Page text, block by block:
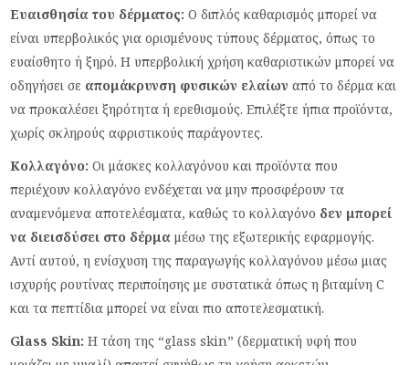
Ευαισθησία του δέρματος:Ο διπλός καθαρισμός μπορεί να
είναι υπερβολικός για ορισμένους τύπους δέρματος, όπως το
ευαίσθητο ή ξηρό. Η υπερβολική χρήση καθαριστικών μπορεί να
οδηγήσει σε απομάκρυνση φυσικών ελαίων από το δέρμα και
να προκαλέσει ξηρότητα ή ερεθισμούς. Επιλέξτε ήπια προϊόντα,
χωρίς σκληρούς αφριστικούς παράγοντες.
Κολλαγόνο: Οι μάσκες κολλαγόνου και προϊόντα που
περιέχουν κολλαγόνο ενδέχεται να μην προσφέρουν τα
αναμενόμενα αποτελέσματα, καθώς το κολλαγόνο δεν μπορεί
να διεισδύσει στο δέρμαμέσω της εξωτερικής εφαρμογής.
Αντί αυτού, η ενίσχυση της παραγωγής κολλαγόνου μέσω μιας
ισχυρής ρουτίνας περιποίησης με συστατικά όπως η βιταμίνη C
και τα πεπτίδια μπορεί να είναι πιο αποτελεσματική.
Glass Skin: Η τάση της “glass skin” (δερματική υφή που